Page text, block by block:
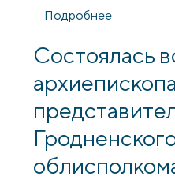
Подробнее
Артемия
Состоялась